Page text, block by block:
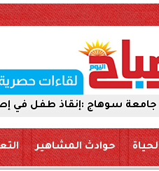
طفل في إصابة نادرة. بعد
حوادث المشاهير